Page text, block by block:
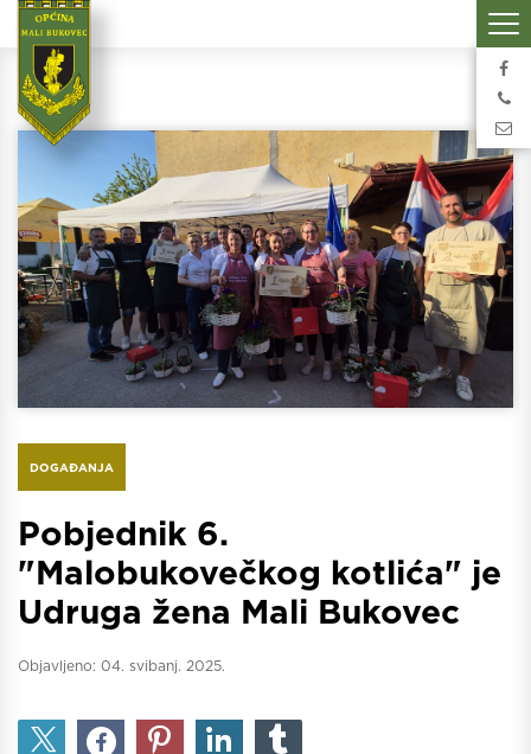
DOGAĐANJA
Pobjednik 6.
"Malobukovečkog kotlića" je
Udruga žena Mali Bukovec
Objavljeno: 04. svibanj. 2025.